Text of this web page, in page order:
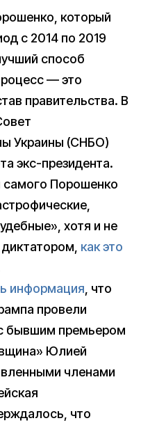
который
с 2014 по 2019
способ
— это
правительства. В
Украины (СНБО)
экс-президента.
самого Порошенко
хотя и не
диктатором, как это
информация, что
провели
бывшим премьером
Юлией
членами
что